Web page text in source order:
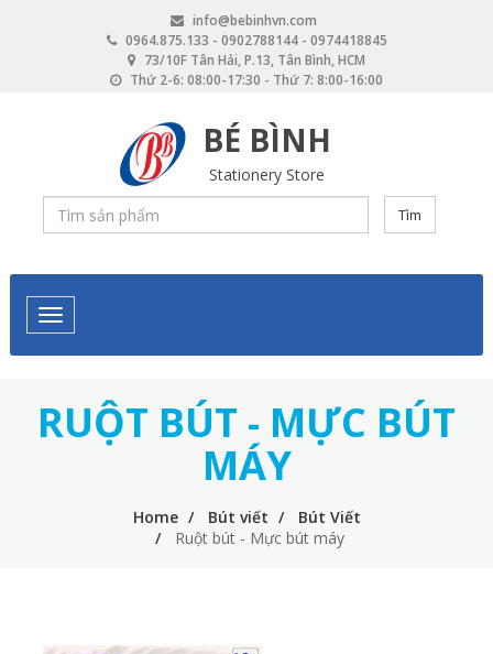
info@bebinhvn.com
0964.875.133 - 0902788144 - 0974418845
73/10F Tân Hải, P.13, Tân Bình, HCM
Thứ 2-6: 08:00-17:30 - Thứ 7: 8:00-16:00
BÉ BÌNH
Stationery Store
Tìm
RUỘT BÚT - MỰC BÚT
MÁY
Home Bút viết
Bút Viết
Ruột bút - Mực bút máy